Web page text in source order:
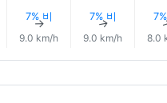
7% 비
↑
9.0 km/h
7% 비
↑
9.0 km/h 8.0